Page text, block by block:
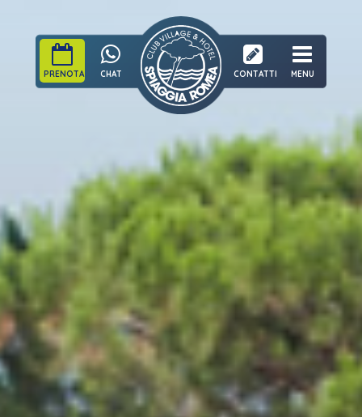
PRENOTA CHAT CONTATTI MENU